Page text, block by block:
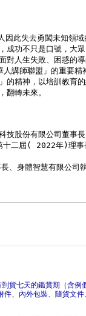
貨七天的鑑賞期（含
、內外包裝、隨貨文件